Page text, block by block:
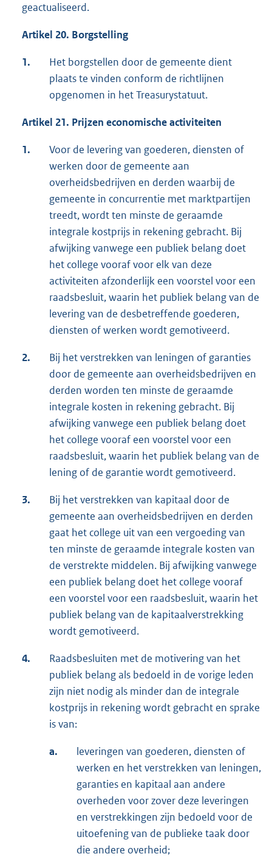
geactualiseerd.
Artikel 20. Borgstelling
1.
Het borgstellen door de gemeente dient
plaats te vinden conform de richtlijnen
opgenomen in het Treasurystatuut.
Artikel 21. Prijzen economische activiteiten
1.
Voor de levering van goederen, diensten of
werken door de gemeente aan
overheidsbedrijven en derden waarbij de
gemeente in concurrentie met marktpartijen
treedt, wordt ten minste de geraamde
integrale kostprijs in rekening gebracht. Bij
afwijking vanwege een publiek belang doet
het college vooraf voor elk van deze
activiteiten afzonderlijk een voorstel voor een
raadsbesluit, waarin het publiek belang van de
levering van de desbetreffende goederen,
diensten of werken wordt gemotiveerd.
2.
Bij het verstrekken van leningen of garanties
door de gemeente aan overheidsbedrijven en
derden worden ten minste de geraamde
integrale kosten in rekening gebracht. Bij
afwijking vanwege een publiek belang doet
het college vooraf een voorstel voor een
raadsbesluit, waarin het publiek belang van de
lening of de garantie wordt gemotiveerd.
3.
Bij het verstrekken van kapitaal door de
gemeente aan overheidsbedrijven en derden
gaat het college uit van een vergoeding van
ten minste de geraamde integrale kosten van
de verstrekte middelen. Bij afwijking vanwege
een publiek belang doet het college vooraf
een voorstel voor een raadsbesluit, waarin het
publiek belang van de kapitaalverstrekking
wordt gemotiveerd.
4.
Raadsbesluiten met de motivering van het
publiek belang als bedoeld in de vorige leden
zijn niet nodig als minder dan de integrale
kostprijs in rekening wordt gebracht en sprake
is van:
a.
leveringen van goederen, diensten of
werken en het verstrekken van leningen,
garanties en kapitaal aan andere
overheden voor zover deze leveringen
en verstrekkingen zijn bedoeld voor de
uitoefening van de publieke taak door
die andere overheid;